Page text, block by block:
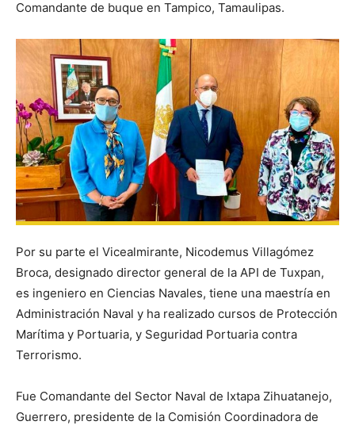
Comandante de buque en Tampico, Tamaulipas.
Por su parte el Vicealmirante, Nicodemus Villagómez
Broca, designado director general de la API de Tuxpan,
es ingeniero en Ciencias Navales, tiene una maestría en
Administración Naval y ha realizado cursos de Protección
Marítima y Portuaria, y Seguridad Portuaria contra
Terrorismo.
Fue Comandante del Sector Naval de Ixtapa Zihuatanejo,
Guerrero, presidente de la Comisión Coordinadora de